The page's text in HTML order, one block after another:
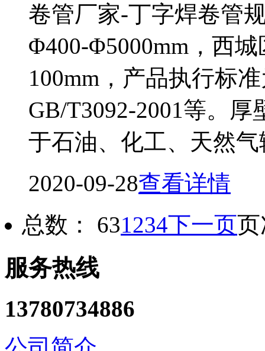
卷管厂家-丁字焊卷管
Φ400-Φ5000mm，西
100mm，产品执行标
GB/T3092-2001等。
于石油、化工、天然
2020-09-28查看详情
总数： 631234下一页页
服务热线
13780734886